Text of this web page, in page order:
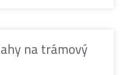
na trámový